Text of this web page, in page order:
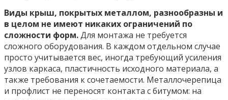
Виды крыш, покрытых металлом, разнообразны и
в целом не имеют никаких ограничений по
сложности форм.Для монтажа не требуется
сложного оборудования. В каждом отдельном случае
просто учитывается вес, иногда требующий усиления
узлов каркаса, пластичность исходного материала, а
также требования к сочетаемости. Металлочерепица
и профлист не переносят контакта с битумом: на